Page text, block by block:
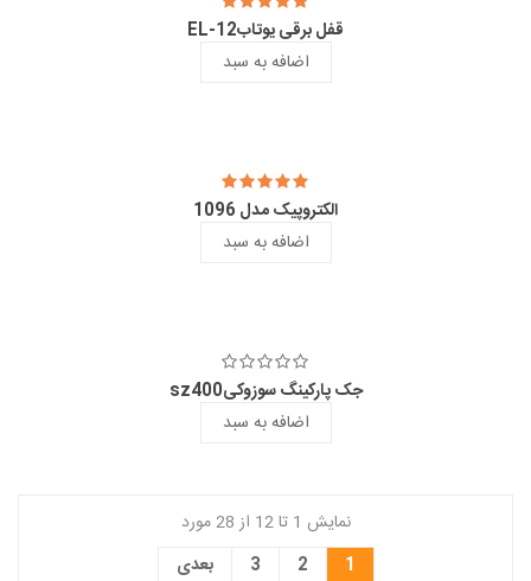
قفل برقی یوتابEL-12
اضافه به سبد
الکتروپیک مدل 1096
اضافه به سبد
جک پارکینگ سوزوکیsz400
اضافه به سبد
نمایش 1 تا 12 از 28 مورد
1
2
3 بعدی